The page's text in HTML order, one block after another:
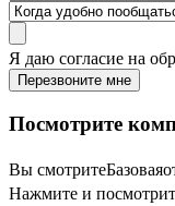
Я даю согласие на
Перезвоните мне
Посмотрите
Вы смотритеБазовая
Нажмите и